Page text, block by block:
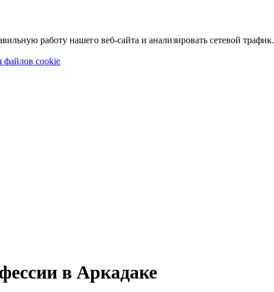
работу нашего веб-сайта и анализировать сетевой трафик.
файлов cookie
в Аркадаке